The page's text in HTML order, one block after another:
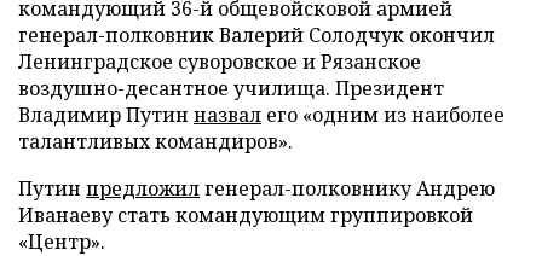
командующий 36-й общевойсковой армией
генерал-полковник Валерий Солодчук окончил
Ленинградское суворовское и Рязанское
воздушно-десантное училища. Президент
Владимир Путин назвал его «одним из наиболее
талантливых командиров».
Путин предложилгенерал-полковнику Андрею
Иванаеву стать командующим группировкой
«Центр».